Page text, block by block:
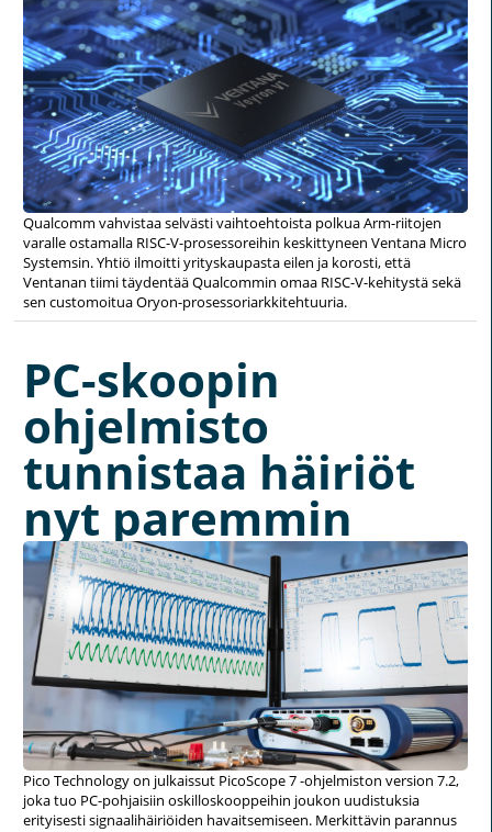
Qualcomm vahvistaa selvästi vaihtoehtoista polkua Arm-riitojen
varalle ostamalla RISC-V-prosessoreihin keskittyneen Ventana Micro
Systemsin. Yhtiö ilmoitti yrityskaupasta eilen ja korosti, että
Ventanan tiimi täydentää Qualcommin omaa RISC-V-kehitystä sekä
sen customoitua Oryon-prosessoriarkkitehtuuria.
PC-skoopin
ohjelmisto
tunnistaa häiriöt
nyt paremmin
Pico Technology on julkaissut PicoScope 7 -ohjelmiston version 7.2,
joka tuo PC-pohjaisiin oskilloskooppeihin joukon uudistuksia
erityisesti signaalihäiriöiden havaitsemiseen. Merkittävin parannus